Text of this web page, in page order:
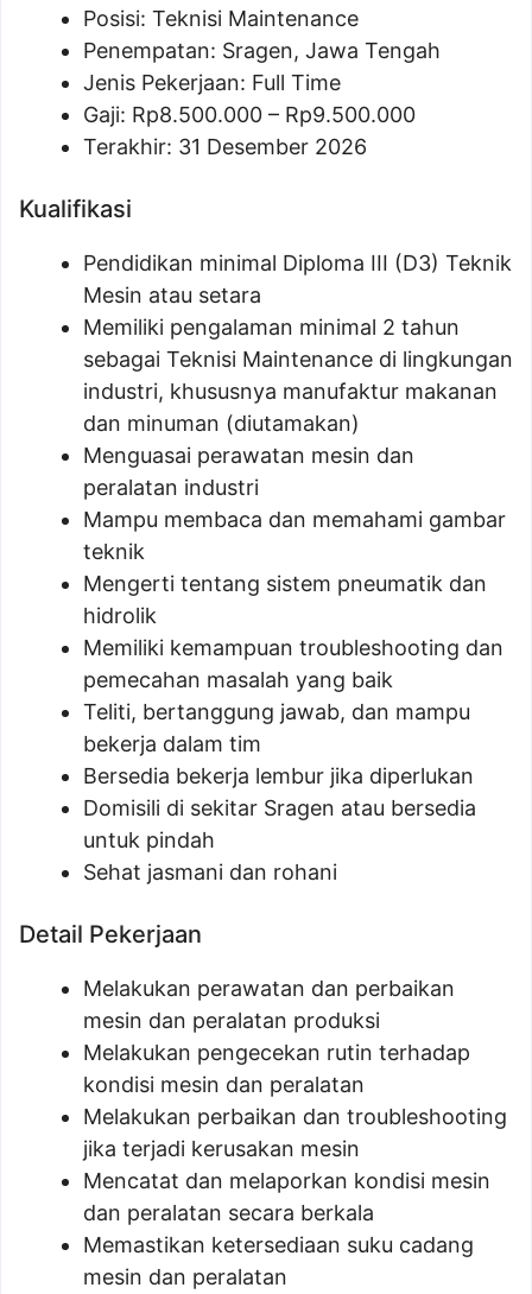
Posisi: Teknisi Maintenance
Penempatan: Sragen, Jawa Tengah
Jenis Pekerjaan: Full Time
Gaji: Rp8.500.000 – Rp9.500.000
Terakhir: 31 Desember 2026
Kualifikasi
Pendidikan minimal Diploma III (D3) Teknik
Mesin atau setara
Memiliki pengalaman minimal 2 tahun
sebagai Teknisi Maintenance di lingkungan
industri, khususnya manufaktur makanan
dan minuman (diutamakan)
Menguasai perawatan mesin dan
peralatan industri
Mampu membaca dan memahami gambar
teknik
Mengerti tentang sistem pneumatik dan
hidrolik
Memiliki kemampuan troubleshooting dan
pemecahan masalah yang baik
Teliti, bertanggung jawab, dan mampu
bekerja dalam tim
Bersedia bekerja lembur jika diperlukan
Domisili di sekitar Sragen atau bersedia
untuk pindah
Sehat jasmani dan rohani
Detail Pekerjaan
Melakukan perawatan dan perbaikan
mesin dan peralatan produksi
Melakukan pengecekan rutin terhadap
kondisi mesin dan peralatan
Melakukan perbaikan dan troubleshooting
jika terjadi kerusakan mesin
Mencatat dan melaporkan kondisi mesin
dan peralatan secara berkala
Memastikan ketersediaan suku cadang
mesin dan peralatan